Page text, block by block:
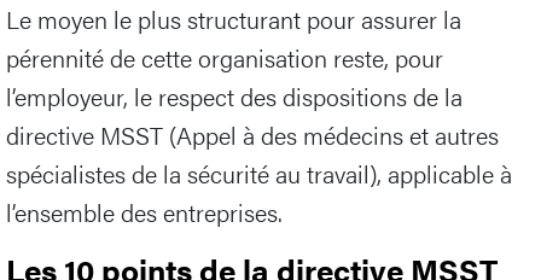
Le moyen le plus structurant pour assurer la
pérennité de cette organisation reste, pour
l’employeur, le respect des dispositions de la
directive MSST (Appel à des médecins et autres
spécialistes de la sécurité au travail), applicable à
l’ensemble des entreprises.
Les 10 points de la directive MSST